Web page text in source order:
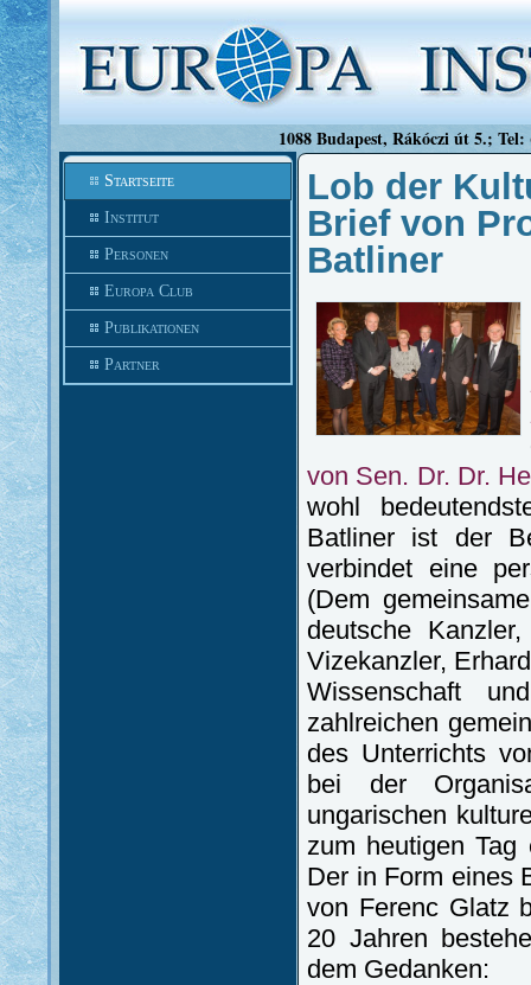
1088 Budapest, Rákóczi út 5.;
Startseite
Institut
Personen
Europa Club
Publikationen
Partner
Lob der
Brief von
Batliner
von Sen. Dr. Dr.
wohl
Batliner ist der
verbindet eine
(Dem
deutsche
Vizekanzler,
Wissenschaft
zahlreichen
des Unterrichts
bei der
ungarischen
zum heutigen Tag
Der in Form eines
von Ferenc Glatz
20 Jahren
dem Gedanken: